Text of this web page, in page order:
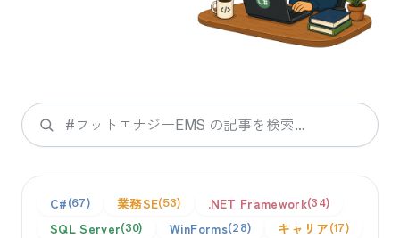
検索
C# 67 業務SE 53 .NET Framework 34
SQL Server 30 WinForms 28 キャリア 17